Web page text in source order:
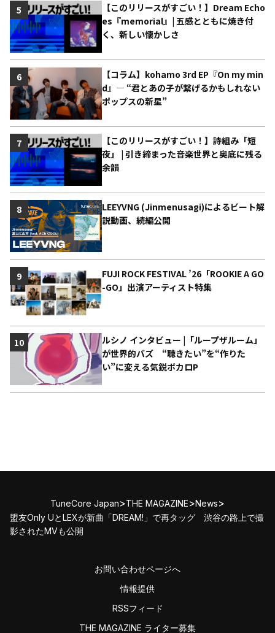
【このリリースがすごい！】Dream Echo
es『memorial』| 五感とともに焼き付
く、新しい懐かしさ
5
【コラム】kohamo 3rd EP『On my min
d』― “君とあの子が繋げるかもしれない
ポップスの新星”
6
【このリリースがすごい！】詩組み「短
夜」 | 引き締まった音楽世界と奥底に残る
余韻
7
LEEYVNG (Jinmenusagi)によるビート解
説動画、続編公開
8
FUJI ROCK FESTIVAL ’26「ROOKIE A GO
-GO」出演アーティスト特集
9
ルシノ インタビュー |「ループザルーム」
が世界的バズ “聴きたい”を“作りた
い”に変える気鋭ボカロP
10
TuneCore Japan>THE MAGAZINE>News>
盟友Only UとLEXが新曲「DREAM!」で再タッグ 渋谷の路上で撮
影されたMVも公開
お問い合わせページへ
情報提供
RSSフィード
THE MAGAZINE ライター募集